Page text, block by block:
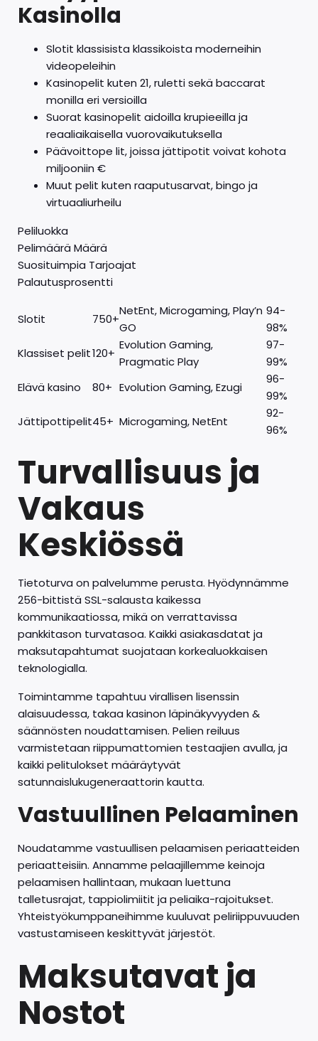
Kasinolla
Slotit klassisista klassikoista moderneihin
videopeleihin
Kasinopelit kuten 21, ruletti sekä baccarat
monilla eri versioilla
Suorat kasinopelit aidoilla krupieeilla ja
reaaliaikaisella vuorovaikutuksella
Päävoittope lit, joissa jättipotit voivat kohota
miljooniin €
Muut pelit kuten raaputusarvat, bingo ja
virtuaaliurheilu
Peliluokka
Pelimäärä Määrä
Suosituimpia Tarjoajat
Palautusprosentti
Slotit 750+
NetEnt, Microgaming, Play’n
GO
94-
98%
Klassiset pelit120+
Evolution Gaming,
Pragmatic Play
97-
99%
Elävä kasino
80+ Evolution Gaming, Ezugi
96-
99%
Jättipottipelit45+ Microgaming, NetEnt
92-
96%
Turvallisuus ja
Vakaus
Keskiössä
Tietoturva on palvelumme perusta. Hyödynnämme
256-bittistä SSL-salausta kaikessa
kommunikaatiossa, mikä on verrattavissa
pankkitason turvatasoa. Kaikki asiakasdatat ja
maksutapahtumat suojataan korkealuokkaisen
teknologialla.
Toimintamme tapahtuu virallisen lisenssin
alaisuudessa, takaa kasinon läpinäkyvyyden &
säännösten noudattamisen. Pelien reiluus
varmistetaan riippumattomien testaajien avulla, ja
kaikki pelitulokset määräytyvät
satunnaislukugeneraattorin kautta.
Vastuullinen Pelaaminen
Noudatamme vastuullisen pelaamisen periaatteiden
periaatteisiin. Annamme pelaajillemme keinoja
pelaamisen hallintaan, mukaan luettuna
talletusrajat, tappiolimiitit ja peliaika-rajoitukset.
Yhteistyökumppaneihimme kuuluvat peliriippuvuuden
vastustamiseen keskittyvät järjestöt.
Maksutavat ja
Nostot